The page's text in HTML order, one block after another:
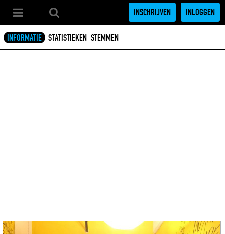
INSCHRIJVEN INLOGGEN
INFORMATIE STATISTIEKEN STEMMEN